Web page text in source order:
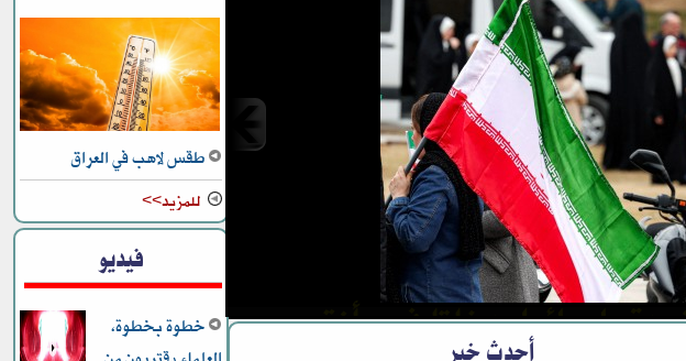
وإسرائيل دخلتا في مأزق
والخبيثة” في الحرب
أحدث خبر
طقس لاهب في العراق
للمزيد>>
فيديو
خطوة بخطوة،